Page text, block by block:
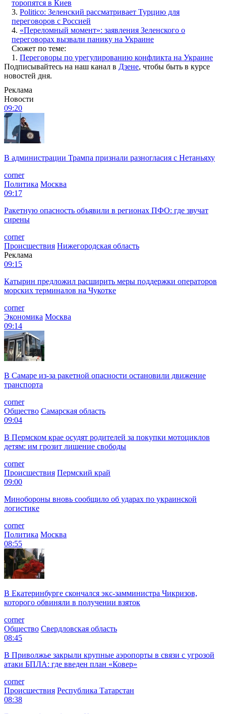
торопятся в Киев
3. Politico: Зеленский рассматривает Турцию для
переговоров с Россией
4. «‎Переломный момент»: заявления Зеленского о
переговорах вызвали панику на Украине
Сюжет по теме:
1. Переговоры по урегулированию конфликта на Украине
Подписывайтесь на наш канал в Дзене, чтобы быть в курсе
новостей дня.
Реклама
Новости
09:20
В администрации Трампа признали разногласия с Нетаньяху
corner
Политика Москва
09:17
Ракетную опасность объявили в регионах ПФО: где звучат
сирены
corner
Происшествия Нижегородская область
Реклама
09:15
Катырин предложил расширить меры поддержки операторов
морских терминалов на Чукотке
corner
Экономика Москва
09:14
В Самаре из-за ракетной опасности остановили движение
транспорта
corner
Общество Самарская область
09:04
В Пермском крае осудят родителей за покупки мотоциклов
детям: им грозит лишение свободы
corner
Происшествия Пермский край
09:00
Минобороны вновь сообщило об ударах по украинской
логистике
corner
Политика Москва
08:55
В Екатеринбурге скончался экс-замминистра Чикризов,
которого обвиняли в получении взяток
corner
Общество Свердловская область
08:45
В Приволжье закрыли крупные аэропорты в связи с угрозой
атаки БПЛА: где введен план «Ковер»
corner
Происшествия Республика Татарстан
08:38